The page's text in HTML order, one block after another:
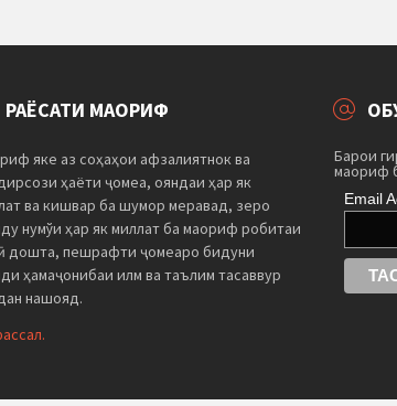
РАЁСАТИ МАОРИФ
яке аз соҳаҳои афзалиятнок ва
ҳаёти ҷомеа, ояндаи ҳар як
ва кишвар ба шумор меравад, зеро
нумўи ҳар як миллат ба маориф робитаи
дошта, пешрафти ҷомеаро бидуни
ҳамаҷонибаи илм ва таълим тасаввур
нашояд.
Барои
маориф
Email